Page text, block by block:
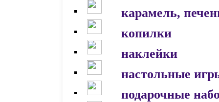
карамель,
копилки
наклейки
настольные
подарочные